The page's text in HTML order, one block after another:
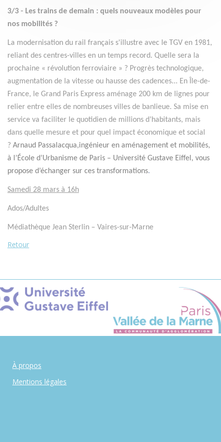
3/3 - Les trains de demain : quels nouveaux modèles pour
nos mobilités ?
La modernisation du rail français s'illustre avec le TGV en 1981,
reliant des centres-villes en un temps record. Quelle sera la
prochaine « révolution ferroviaire » ? Progrès technologique,
augmentation de la vitesse ou hausse des cadences... En Île-de-
France, le Grand Paris Express aménage 200 km de lignes pour
relier entre elles de nombreuses villes de banlieue. Sa mise en
service va faciliter le quotidien de millions d’habitants, mais
dans quelle mesure et pour quel impact économique et social
? Arnaud Passalacqua,ingénieur en aménagement et mobilités,
à l’École d’Urbanisme de Paris – Université Gustave Eiffel, vous
propose d’échanger sur ces transformations.
Samedi 28 mars à 16h
Ados/Adultes
Médiathèque Jean Sterlin – Vaires-sur-Marne
Retour
À propos
Mentions légales